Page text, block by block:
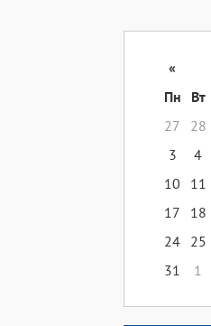
«
Пн
Вт
27
28
3
4
10
11
17
18
24 25
31
1